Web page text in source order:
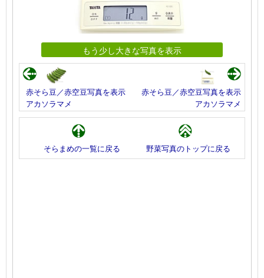
もう少し大きな写真を表示
赤そら豆／赤空豆写真を表示
アカソラマメ
赤そら豆／赤空豆写真を表示
アカソラマメ
そらまめの一覧に戻る 野菜写真のトップに戻る